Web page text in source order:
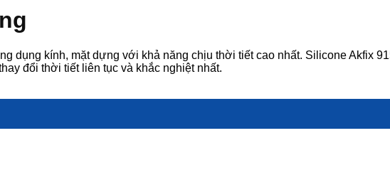
dụng kính, mặt dựng với khả năng chịu thời tiết cao nhất. Silicone Akfix
đổi thời tiết liên tục và khắc nghiệt nhất.